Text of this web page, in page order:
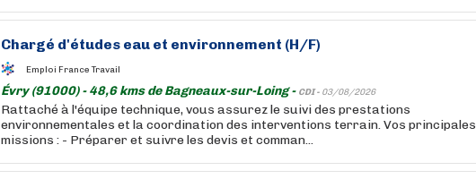
Chargé d'études eau et environnement (H/F)
Emploi France Travail
Évry (91000) - 48,6 kms de Bagneaux-sur-Loing - CDI - 03/08/2026
Rattaché à l'équipe technique, vous assurez le suivi des prestations
environnementales et la coordination des interventions terrain. Vos principales
missions : - Préparer et suivre les devis et comman...